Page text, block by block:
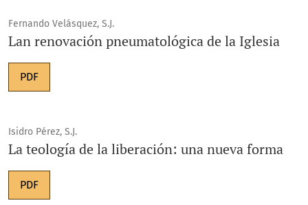
Fernando Velásquez, S.J.
Lan renovación pneumatológica de la Iglesia
PDF
Isidro Pérez, S.J.
La teología de la liberación: una nueva forma
PDF